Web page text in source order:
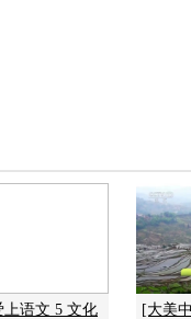
语文 5 文化
[大美